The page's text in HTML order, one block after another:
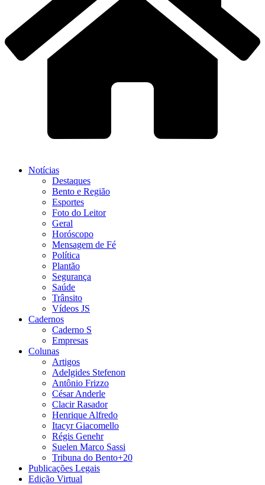
Notícias
Destaques
Bento e Região
Esportes
Foto do Leitor
Geral
Horóscopo
Mensagem de Fé
Política
Plantão
Segurança
Saúde
Trânsito
Vídeos JS
Cadernos
Caderno S
Empresas
Colunas
Artigos
Adelgides Stefenon
Antônio Frizzo
César Anderle
Clacir Rasador
Henrique Alfredo
Itacyr Giacomello
Régis Genehr
Suelen Marco Sassi
Tribuna do Bento+20
Publicações Legais
Edição Virtual